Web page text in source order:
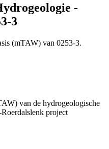
-
3
(mTAW) van 0253-3.
van de hydrogeologische
project